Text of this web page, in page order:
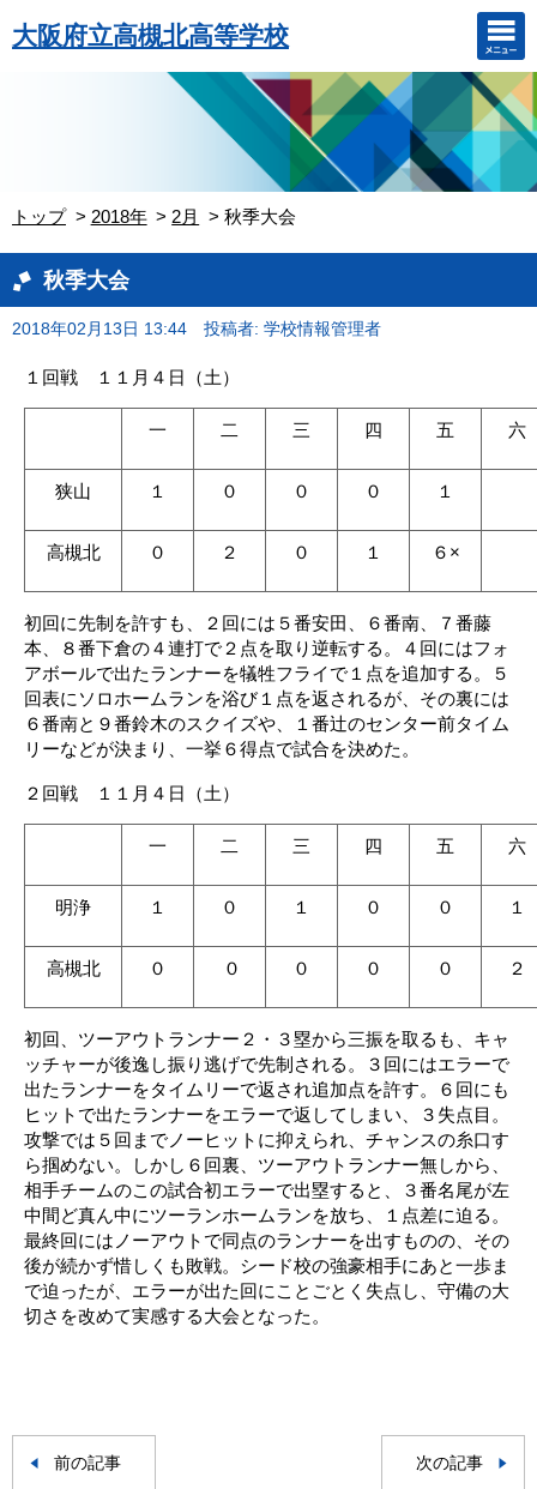
大阪府立高槻北高等学校
トップ 2018年 2月 秋季大会
秋季大会
2018年02月13日 13:44 投稿者: 学校情報管理者
１回戦 １１月４日（土）
一 二 三 四 五 六
狭山 １ ０ ０ ０ １
高槻北 ０ ２ ０ １ ６×
初回に先制を許すも、２回には５番安田、６番南、７番藤
本、８番下倉の４連打で２点を取り逆転する。４回にはフォ
アボールで出たランナーを犠牲フライで１点を追加する。５
回表にソロホームランを浴び１点を返されるが、その裏には
６番南と９番鈴木のスクイズや、１番辻のセンター前タイム
リーなどが決まり、一挙６得点で試合を決めた。
２回戦 １１月４日（土）
一 二 三 四 五 六
明浄 １ ０ １ ０ ０ １
高槻北 ０ ０ ０ ０ ０ ２
初回、ツーアウトランナー２・３塁から三振を取るも、キャ
ッチャーが後逸し振り逃げで先制される。３回にはエラーで
出たランナーをタイムリーで返され追加点を許す。６回にも
ヒットで出たランナーをエラーで返してしまい、３失点目。
攻撃では５回までノーヒットに抑えられ、チャンスの糸口す
ら掴めない。しかし６回裏、ツーアウトランナー無しから、
相手チームのこの試合初エラーで出塁すると、３番名尾が左
中間ど真ん中にツーランホームランを放ち、１点差に迫る。
最終回にはノーアウトで同点のランナーを出すものの、その
後が続かず惜しくも敗戦。シード校の強豪相手にあと一歩ま
で迫ったが、エラーが出た回にことごとく失点し、守備の大
切さを改めて実感する大会となった。
前の記事 次の記事